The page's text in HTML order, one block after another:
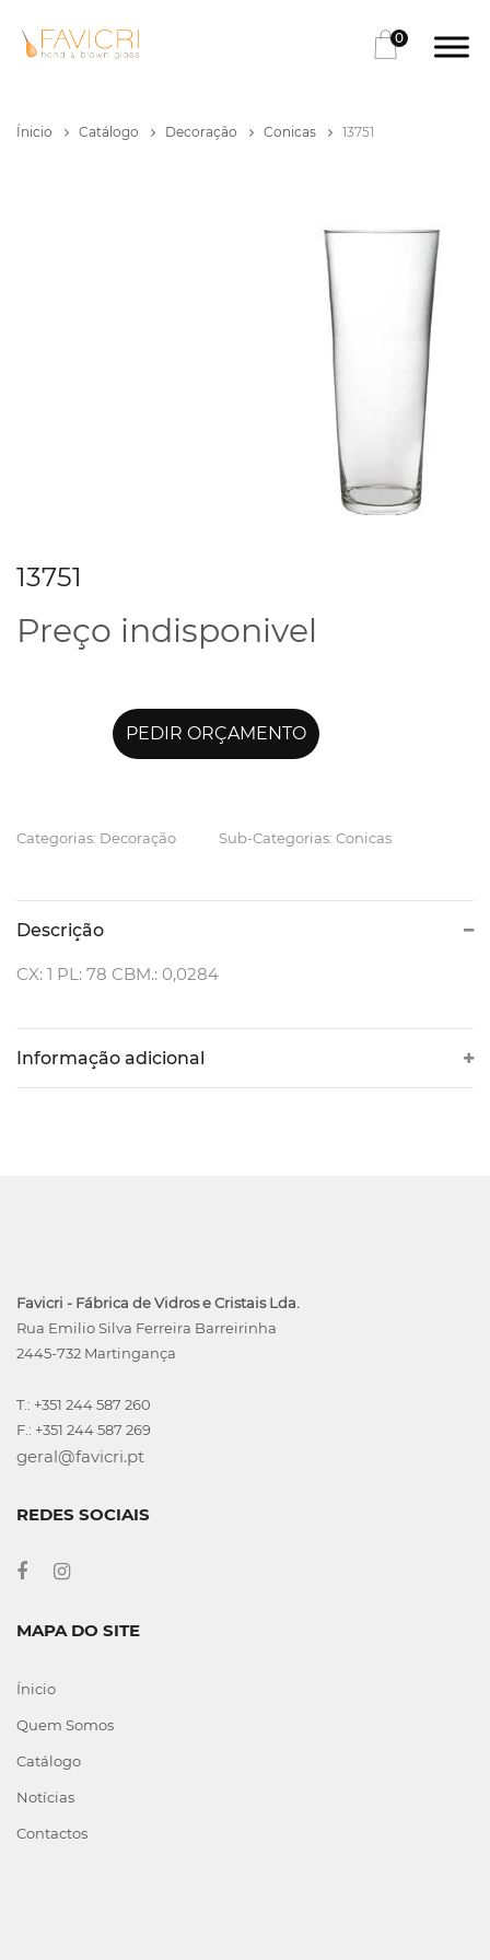
0
Ínicio Catálogo Decoração Conicas 13751
13751
Preço indisponivel
PEDIR ORÇAMENTO
Categorias: Decoração Sub-Categorias: Conicas
Descrição
CX: 1 PL: 78 CBM.: 0,0284
Informação adicional
Favicri - Fábrica de Vidros e Cristais Lda.
Rua Emilio Silva Ferreira Barreirinha
2445-732 Martingança
T.: +351 244 587 260
F.: +351 244 587 269
geral@favicri.pt
REDES SOCIAIS
MAPA DO SITE
Ínicio
Quem Somos
Catálogo
Notícias
Contactos